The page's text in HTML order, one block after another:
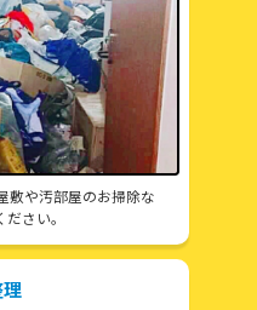
敷や汚部屋のお掃除な
さい。